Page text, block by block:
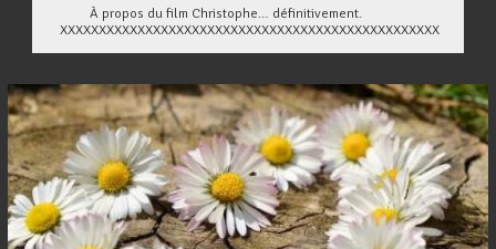
À propos du film Christophe… définitivement.
XXXXXXXXXXXXXXXXXXXXXXXXXXXXXXXXXXXXXXXXXXXXXXXXX